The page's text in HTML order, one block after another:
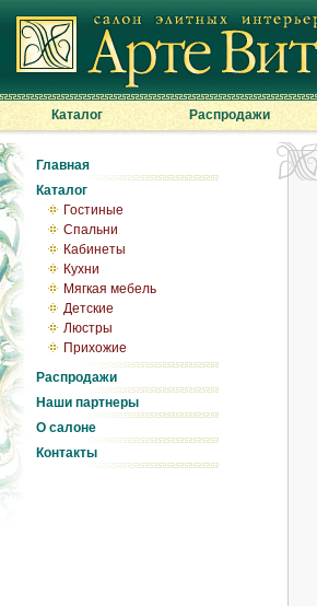
Каталог Распродажи
Главная
Каталог
Гостиные
Спальни
Кабинеты
Кухни
Мягкая мебель
Детские
Люстры
Прихожие
Распродажи
Наши партнеры
О салоне
Контакты